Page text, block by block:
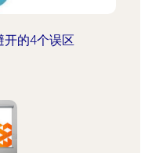
开的4个误区